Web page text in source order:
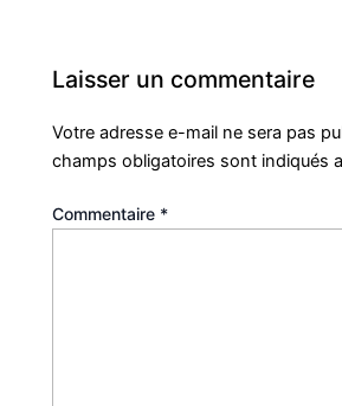
Laisser un commentaire
Votre adresse e-mail ne sera pas
champs obligatoires sont indiqués
Commentaire *